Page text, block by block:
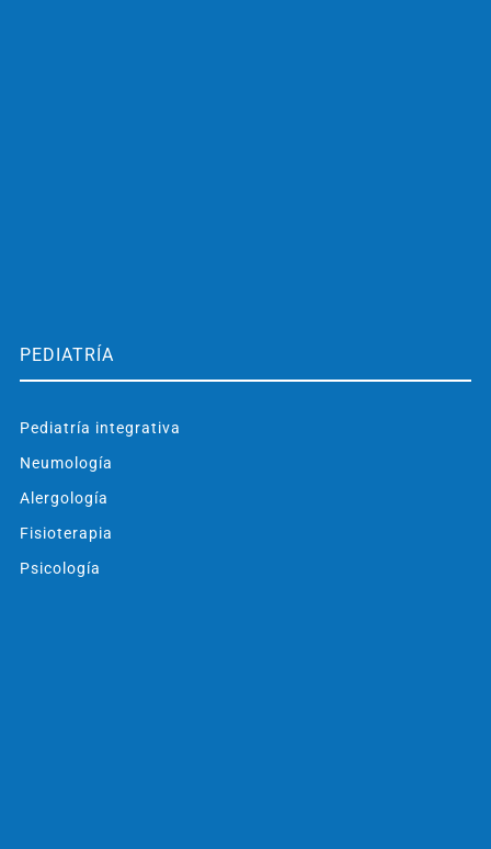
PEDIATRÍA
Pediatría integrativa
Neumología
Alergología
Fisioterapia
Psicología